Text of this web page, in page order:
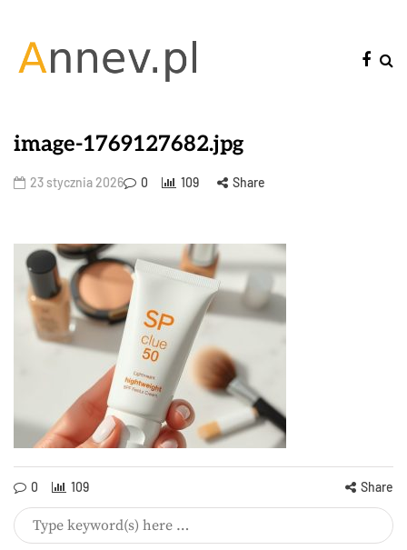
image-1769127682.jpg
23 stycznia 2026 0 109 Share
0 109 Share